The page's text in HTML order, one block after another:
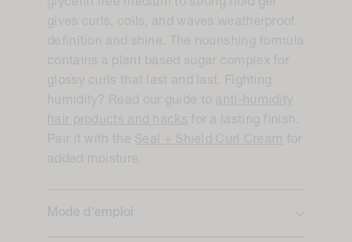
glycerin free medium to strong hold gel
gives curls, coils, and waves weatherproof
definition and shine. The nourishing formula
contains a plant based sugar complex for
glossy curls that last and last. Fighting
humidity? Read our guide to anti-humidity
hair products and hacks for a lasting finish.
Pair it with the Seal + Shield Curl Cream for
added moisture.
Mode d'emploi